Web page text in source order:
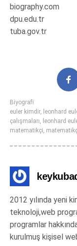
biography.com
dpu.edu.tr
tuba.gov.tr
Biyografi
euler kimdir, leonhard
çalışmaları, leonhard
matematikçi,
2012 yılında yeni
teknoloji,web
programlar
kurulmuş kişisel